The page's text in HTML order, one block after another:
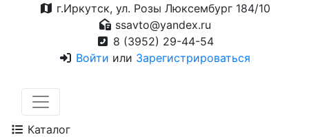
г.Иркутск, ул. Розы Люксембург 184/10
ssavto@yandex.ru
8 (3952) 29-44-54
Войти или Зарегистрироваться
Каталог